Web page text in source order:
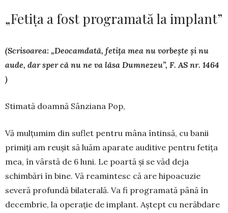
„Fetița a fost programată la implant”
(Scrisoarea: „Deocamdată, fetița mea nu vorbește și nu
aude, dar sper că nu ne va lăsa Dumnezeu”, F. AS nr. 1464
)
Stimată doamnă Sânziana Pop,
Vă mulțumim din suflet pentru mâna în­tinsă, cu banii
primiți am reușit să luăm apa­rate au­di­tive pentru fetița
mea, în vârstă de 6 luni. Le poar­tă și se văd deja
schimbări în bi­ne. Vă rea­min­tesc că are hipoacuzie
severă profundă bila­terală. Va fi programată până în
decembrie, la operație de implant. Aștept cu ne­răbdare